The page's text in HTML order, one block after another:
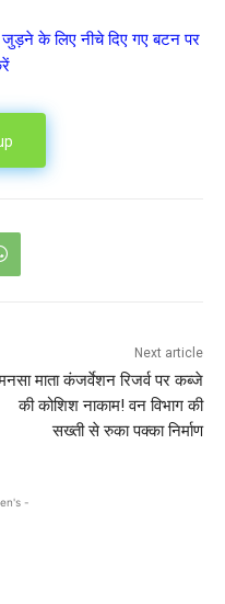
के लिए नीचे दिए गए बटन पर
Next article
माता कंजर्वेशन रिजर्व पर कब्जे
की कोशिश नाकाम! वन विभाग की
सख्ती से रुका पक्का निर्माण
-